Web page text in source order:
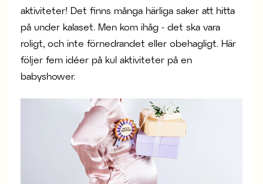
aktiviteter! Det finns många härliga saker att hitta
på under kalaset. Men kom ihåg - det ska vara
roligt, och inte förnedrandet eller obehagligt. Här
följer fem idéer på kul aktiviteter på en
babyshower.